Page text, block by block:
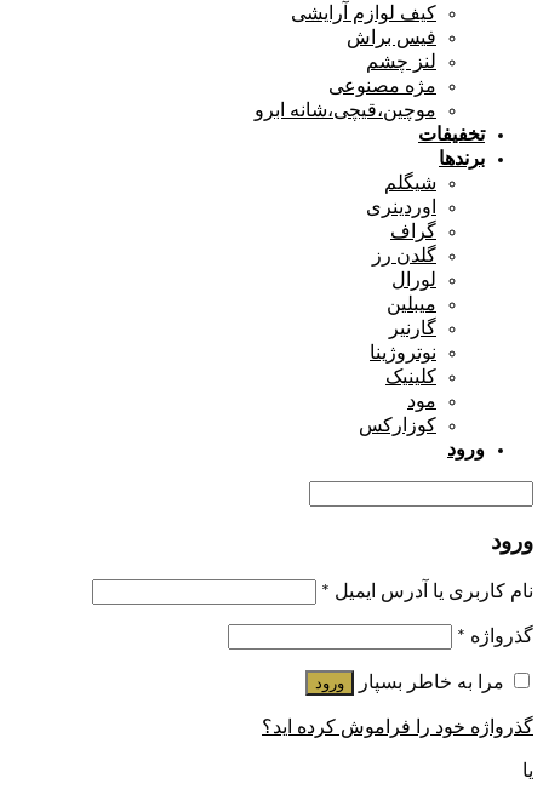
کیف لوازم آرایشی
فیس براش
لنز چشم
مژه مصنوعی
موچین،قیچی،شانه ابرو
تخفیفات
برندها
شیگلم
اوردینری
گراف
گلدن رز
لورال
میبلین
گارنیر
نوتروژینا
کلینیک
مود
کوزارکس
ورود
ورود
نام کاربری یا آدرس ایمیل *
گذرواژه *
مرا به خاطر بسپار ورود
گذرواژه خود را فراموش کرده اید؟
یا